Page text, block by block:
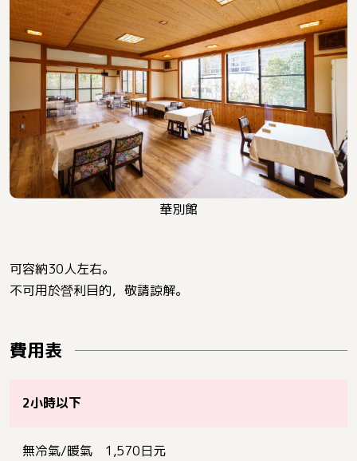
華別館
可容納30人左右。
不可用於營利目的，敬請諒解。
費用表
2小時以下
無冷氣/暖氣 1,570日元